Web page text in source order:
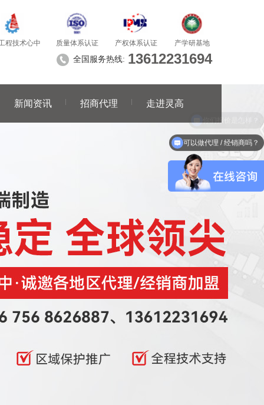
程技术心中 质量体系认证 产权体系认证 产学研基地
全国服务热线: 13612231694
新闻资讯 招商代理 走进灵高
可以做代理 / 经销商吗？